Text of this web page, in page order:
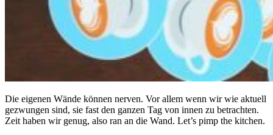
Die eigenen Wände können nerven. Vor allem wenn wir wie aktuell
gezwungen sind, sie fast den ganzen Tag von innen zu betrachten.
Zeit haben wir genug, also ran an die Wand. Let’s pimp the kitchen.